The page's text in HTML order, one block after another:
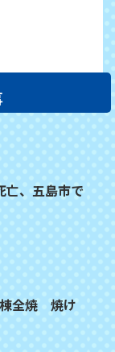
、五島市で
棟全焼 焼け